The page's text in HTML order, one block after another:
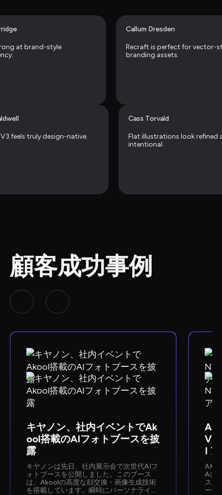
at brand-style
Callum Dresden
Recraft is perfect for vector-
branding assets.
feels truly design-native.
Cass Torvald
Flat illustrations look refined
intentional.
顧客成功事例
キヤノン、社内イベントでAk
ool搭載のAIフォトブースを披
露
キヤノンは先日、社内展示会で次世代AIフ
ォトブースを公開しました。このブース
は、Akoolの高度な顔交換・画像生成技術
を搭載しています。瞬時にパーソナライズ
I
Aの
ス（
ー技